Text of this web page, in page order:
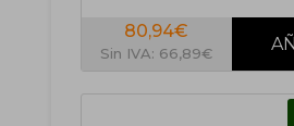
80,94€
Sin IVA: 66,89€